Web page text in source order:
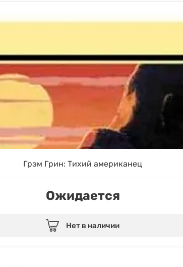
Грэм Грин: Тихий американец
Ожидается
Нет в наличии